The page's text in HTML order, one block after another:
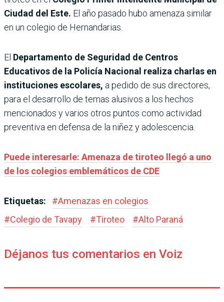
Ciudad del Este. El año pasado hubo amenaza similar
en un colegio de Hernandarias.
El Departamento de Seguridad de Centros
Educativos de la Policía Nacional realiza charlas en
instituciones escolares, a pedido de sus directores,
para el desarrollo de temas alusivos a los hechos
mencionados y varios otros puntos como actividad
preventiva en defensa de la niñez y adolescencia.
Puede interesarle: Amenaza de tiroteo llegó a uno
de los colegios emblemáticos de CDE
Etiquetas: #Amenazas en colegios
#Colegio de Tavapy #Tiroteo #Alto Paraná
Déjanos tus comentarios en Voiz